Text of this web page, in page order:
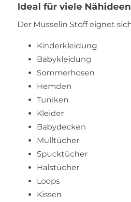
Ideal für viele Nähideen
Der Musselin Stoff eignet
Kinderkleidung
Babykleidung
Sommerhosen
Hemden
Tuniken
Kleider
Babydecken
Mulltücher
Spucktücher
Halstücher
Loops
Kissen